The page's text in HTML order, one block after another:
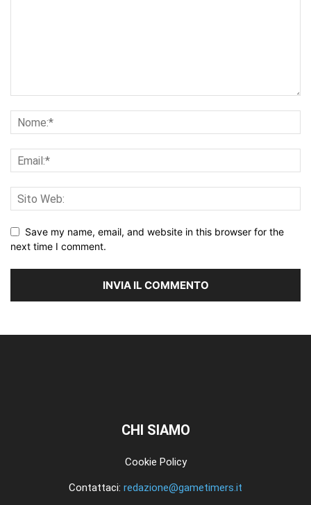
Save my name, email, and website in this browser for the
next time I comment.
CHI SIAMO
Cookie Policy
Contattaci: redazione@gametimers.it